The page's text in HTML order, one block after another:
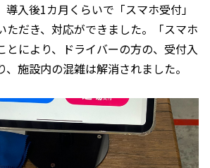
導入後1カ月くらいで「スマホ受付」
ただき、対応ができました。「スマホ
とにより、ドライバーの方の、受付入
施設内の混雑は解消されました。